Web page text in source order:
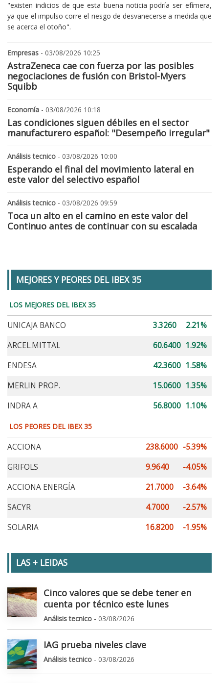
"existen indicios de que esta buena noticia podría ser efímera,
ya que el impulso corre el riesgo de desvanecerse a medida que
se acerca el otoño".
Empresas - 03/08/2026 10:25
AstraZeneca cae con fuerza por las posibles
negociaciones de fusión con Bristol-Myers
Squibb
Economía - 03/08/2026 10:18
Las condiciones siguen débiles en el sector
manufacturero español: "Desempeño irregular"
Análisis tecnico - 03/08/2026 10:00
Esperando el final del movimiento lateral en
este valor del selectivo español
Análisis tecnico - 03/08/2026 09:59
Toca un alto en el camino en este valor del
Continuo antes de continuar con su escalada
MEJORES Y PEORES DEL IBEX 35
LOS MEJORES DEL IBEX 35
UNICAJA BANCO 3.3260
2.21%
ARCEL.MITTAL
60.6400 1.92%
ENDESA
42.3600 1.58%
MERLIN PROP.
15.0600 1.35%
INDRA A
56.8000 1.10%
LOS PEORES DEL IBEX 35
ACCIONA 238.6000 -5.39%
GRIFOLS
9.9640
-4.05%
ACCIONA ENERGÍA
21.7000
-3.64%
SACYR
4.7000
-2.57%
SOLARIA
16.8200 -1.95%
LAS + LEIDAS
Cinco valores que se debe tener en
cuenta por técnico este lunes
Análisis tecnico - 03/08/2026
IAG prueba niveles clave
Análisis tecnico - 03/08/2026